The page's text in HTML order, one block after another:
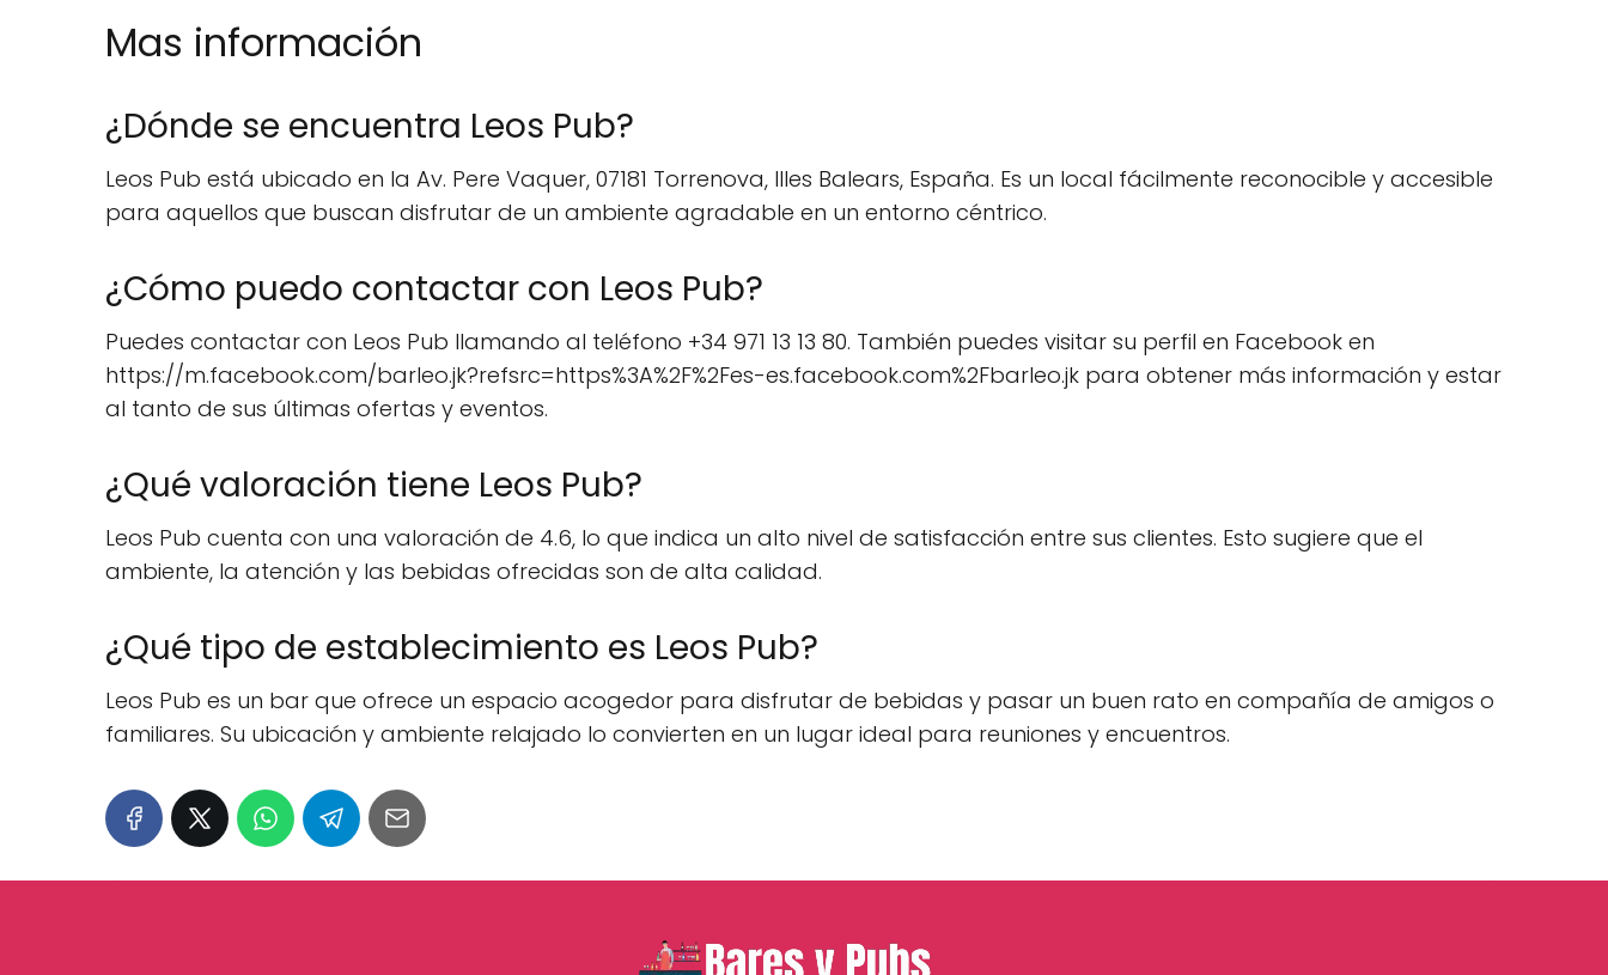
Mas información
¿Dónde se encuentra Leos Pub?
Leos Pub está ubicado en la Av. Pere Vaquer, 07181 Torrenova, Illes Balears, España. Es un local fácilmente reconocible y accesible
para aquellos que buscan disfrutar de un ambiente agradable en un entorno céntrico.
¿Cómo puedo contactar con Leos Pub?
Puedes contactar con Leos Pub llamando al teléfono +34 971 13 13 80. También puedes visitar su perfil en Facebook en
https://m.facebook.com/barleo.jk?refsrc=https%3A%2F%2Fes-es.facebook.com%2Fbarleo.jk para obtener más información y estar
al tanto de sus últimas ofertas y eventos.
¿Qué valoración tiene Leos Pub?
Leos Pub cuenta con una valoración de 4.6, lo que indica un alto nivel de satisfacción entre sus clientes. Esto sugiere que el
ambiente, la atención y las bebidas ofrecidas son de alta calidad.
¿Qué tipo de establecimiento es Leos Pub?
Leos Pub es un bar que ofrece un espacio acogedor para disfrutar de bebidas y pasar un buen rato en compañía de amigos o
familiares. Su ubicación y ambiente relajado lo convierten en un lugar ideal para reuniones y encuentros.